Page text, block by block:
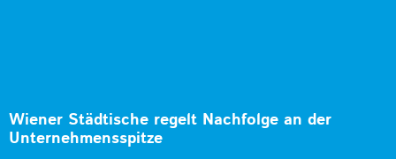
Wiener Städtische regelt Nachfolge an der
Unternehmensspitze